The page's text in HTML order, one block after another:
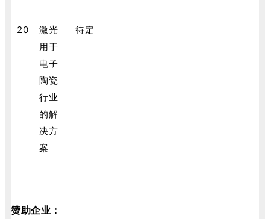
20
激光
用于
电子
陶瓷
行业
的解
决方
案
待定
赞助企业：